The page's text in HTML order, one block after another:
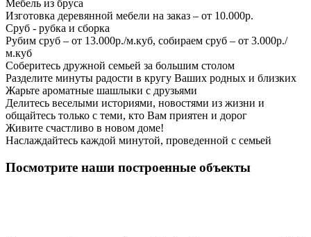
Мебель из бруса
Изготовка деревянной мебели на заказ – от 10.000р.
Сруб - рубка и сборка
Рубим сруб – от 13.000р./м.куб, собираем сруб – от 3.000р./
м.куб
Соберитесь дружной семьей за большим столом
Разделите минуты радости в кругу Ваших родных и близких
Жарьте ароматные шашлыки с друзьями
Делитесь веселыми историями, новостями из жизни и
общайтесь только с теми, кто Вам приятен и дорог
Живите счастливо в новом доме!
Наслаждайтесь каждой минутой, проведенной с семьей
Посмотрите наши построенные объекты